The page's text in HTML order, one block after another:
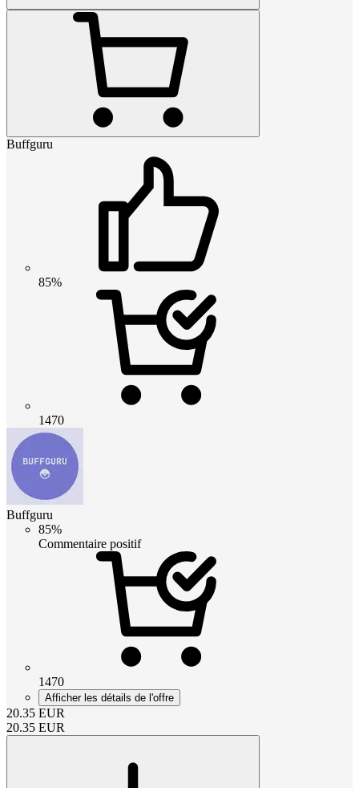
Buffguru
85%
1470
Buffguru
85%
Commentaire positif
1470
Afficher les détails de l'offre
20.35 EUR
20.35 EUR